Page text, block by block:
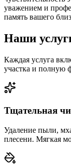
уважением и
память вашего
Наши
Каждая услуга
участка и полную
Тщательная
Удаление пыли,
плесени. Мягкая